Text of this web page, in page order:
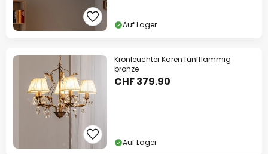
Auf Lager
Kronleuchter Karen fünfflammig
bronze
CHF 379.90
Auf Lager